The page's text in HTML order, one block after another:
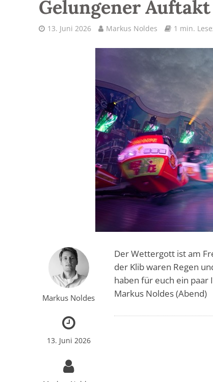
Gelungener
13. Juni 2026 Markus Noldes 1 min.
Markus Noldes
13. Juni 2026
Der Wettergott ist am
der Klib waren Regen
haben für euch ein paar
Markus Noldes (Abend)